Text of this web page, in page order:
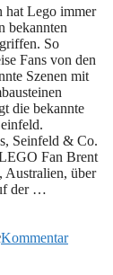
hat Lego immer
bekannten
So
Fans von den
Szenen mit
die bekannte
Seinfeld & Co.
Fan Brent
Australien, über
der …
Kommentar